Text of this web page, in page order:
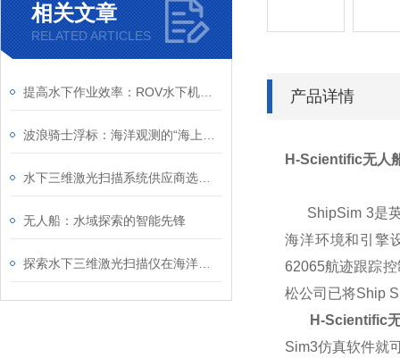
相关文章
RELATED ARTICLES
无人船：水域探索的智能先锋
产品详情
H-Scientific无人
ShipSim 3是英
海洋环境和引擎
62065航迹跟踪
松公司已将Ship
H-Scientific
Sim3仿真软件就